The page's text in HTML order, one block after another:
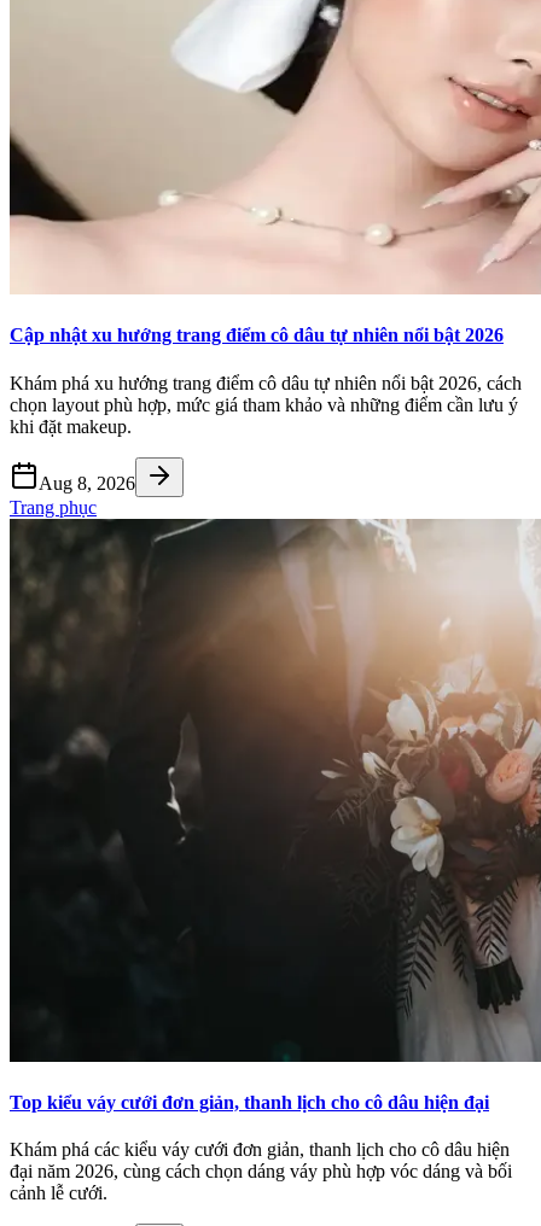
Cập nhật xu hướng trang điểm cô dâu tự nhiên nổi bật 2026
Khám phá xu hướng trang điểm cô dâu tự nhiên nổi bật 2026, cách
chọn layout phù hợp, mức giá tham khảo và những điểm cần lưu ý
khi đặt makeup.
Aug 8, 2026
Trang phục
Top kiểu váy cưới đơn giản, thanh lịch cho cô dâu hiện đại
Khám phá các kiểu váy cưới đơn giản, thanh lịch cho cô dâu hiện
đại năm 2026, cùng cách chọn dáng váy phù hợp vóc dáng và bối
cảnh lễ cưới.